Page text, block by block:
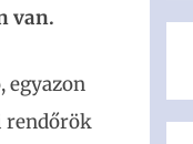
van.
egyazon
rendőrök